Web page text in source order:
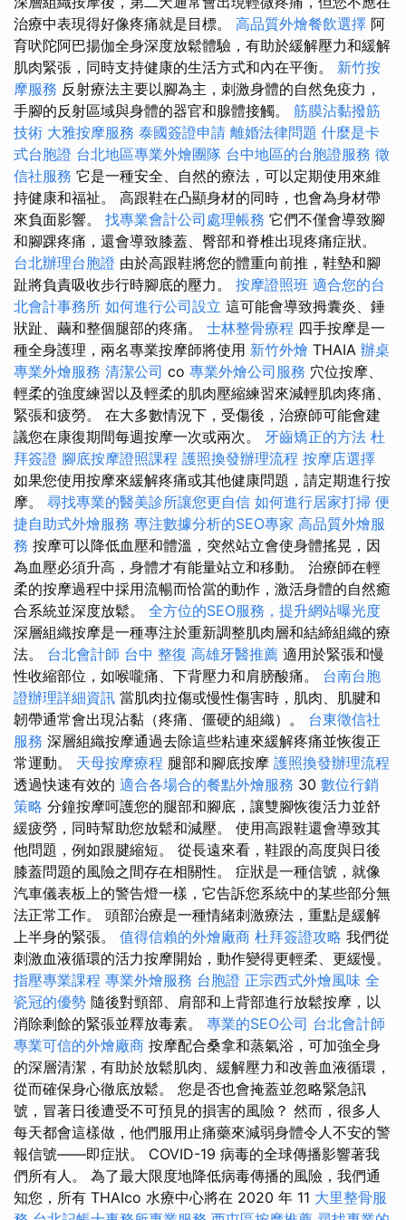
治療中表現得好像疼痛就是目標。 高品質外燴餐飲選擇 阿
育吠陀阿巴揚伽全身深度放鬆體驗，有助於緩解壓力和緩解
肌肉緊張，同時支持健康的生活方式和內在平衡。 新竹按
摩服務 反射療法主要以腳為主，刺激身體的自然免疫力，
手腳的反射區域與身體的器官和腺體接觸。 筋膜沾黏撥筋
技術 大雅按摩服務 泰國簽證申請 離婚法律問題 什麼是卡
式台胞證 台北地區專業外燴團隊 台中地區的台胞證服務 徵
信社服務 它是一種安全、自然的療法，可以定期使用來維
持健康和福祉。 高跟鞋在凸顯身材的同時，也會為身材帶
來負面影響。 找專業會計公司處理帳務 它們不僅會導致腳
和腳踝疼痛，還會導致膝蓋、臀部和脊椎出現疼痛症狀。
台北辦理台胞證 由於高跟鞋將您的體重向前推，鞋墊和腳
趾將負責吸收步行時腳底的壓力。 按摩證照班 適合您的台
北會計事務所 如何進行公司設立 這可能會導致拇囊炎、錘
狀趾、繭和整個腿部的疼痛。 士林整骨療程 四手按摩是一
種全身護理，兩名專業按摩師將使用 新竹外燴 THAIA 辦桌
專業外燴服務 清潔公司 co 專業外燴公司服務 穴位按摩、
輕柔的強度練習以及輕柔的肌肉壓縮練習來減輕肌肉疼痛、
緊張和疲勞。 在大多數情況下，受傷後，治療師可能會建
議您在康復期間每週按摩一次或兩次。 牙齒矯正的方法 杜
拜簽證 腳底按摩證照課程 護照換發辦理流程 按摩店選擇
如果您使用按摩來緩解疼痛或其他健康問題，請定期進行按
摩。 尋找專業的醫美診所讓您更自信 如何進行居家打掃 便
捷自助式外燴服務 專注數據分析的SEO專家 高品質外燴服
務 按摩可以降低血壓和體溫，突然站立會使身體搖晃，因
為血壓必須升高，身體才有能量站立和移動。 治療師在輕
柔的按摩過程中採用流暢而恰當的動作，激活身體的自然癒
合系統並深度放鬆。 全方位的SEO服務，提升網站曝光度
深層組織按摩是一種專注於重新調整肌肉層和結締組織的療
法。 台北會計師 台中 整復 高雄牙醫推薦 適用於緊張和慢
性收縮部位，如喉嚨痛、下背壓力和肩膀酸痛。 台南台胞
證辦理詳細資訊 當肌肉拉傷或慢性傷害時，肌肉、肌腱和
韌帶通常會出現沾黏（疼痛、僵硬的組織）。 台東徵信社
服務 深層組織按摩通過去除這些粘連來緩解疼痛並恢復正
常運動。 天母按摩療程 腿部和腳底按摩 護照換發辦理流程
透過快速有效的 適合各場合的餐點外燴服務 30 數位行銷
策略 分鐘按摩呵護您的腿部和腳底，讓雙腳恢復活力並舒
緩疲勞，同時幫助您放鬆和減壓。 使用高跟鞋還會導致其
他問題，例如跟腱縮短。 從長遠來看，鞋跟的高度與日後
膝蓋問題的風險之間存在相關性。 症狀是一種信號，就像
汽車儀表板上的警告燈一樣，它告訴您系統中的某些部分無
法正常工作。 頭部治療是一種情緒刺激療法，重點是緩解
上半身的緊張。 值得信賴的外燴廠商 杜拜簽證攻略 我們從
刺激血液循環的活力按摩開始，動作變得更輕柔、更緩慢。
指壓專業課程 專業外燴服務 台胞證 正宗西式外燴風味 全
瓷冠的優勢 隨後對頸部、肩部和上背部進行放鬆按摩，以
消除剩餘的緊張並釋放毒素。 專業的SEO公司 台北會計師
專業可信的外燴廠商 按摩配合桑拿和蒸氣浴，可加強全身
的深層清潔，有助於放鬆肌肉、緩解壓力和改善血液循環，
從而確保身心徹底放鬆。 您是否也會掩蓋並忽略緊急訊
號，冒著日後遭受不可預見的損害的風險？ 然而，很多人
每天都會這樣做，他們服用止痛藥來減弱身體令人不安的警
報信號——即症狀。 COVID-19 病毒的全球傳播影響著我
們所有人。 為了最大限度地降低病毒傳播的風險，我們通
知您，所有 THAIco 水療中心將在 2020 年 11 大里整骨服